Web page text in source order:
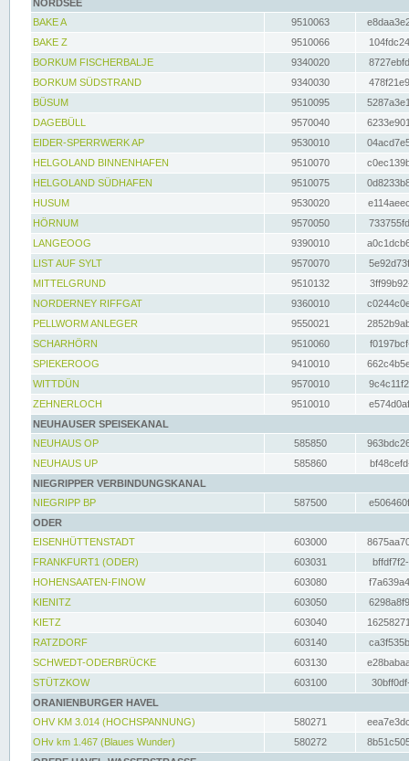
NORDSEE
BAKE A
9510063
BAKE Z
9510066
BORKUM FISCHERBALJE
9340020
BORKUM SÜDSTRAND
9340030
BÜSUM
9510095
DAGEBÜLL
9570040
EIDER-SPERRWERK AP
9530010
HELGOLAND BINNENHAFEN
9510070
HELGOLAND SÜDHAFEN
9510075
HUSUM
9530020
HÖRNUM
9570050
LANGEOOG
9390010
LIST AUF SYLT
9570070
MITTELGRUND
9510132
NORDERNEY RIFFGAT
9360010
PELLWORM ANLEGER
9550021
SCHARHÖRN
9510060
SPIEKEROOG
9410010
WITTDÜN
9570010
ZEHNERLOCH
9510010
NEUHAUSER SPEISEKANAL
NEUHAUS OP
585850
NEUHAUS UP
585860
NIEGRIPPER VERBINDUNGSKANAL
NIEGRIPP BP
587500
ODER
EISENHÜTTENSTADT
603000
FRANKFURT1 (ODER)
603031
HOHENSAATEN-FINOW
603080
KIENITZ
603050
KIETZ
603040
RATZDORF
603140
SCHWEDT-ODERBRÜCKE
603130
STÜTZKOW
603100
ORANIENBURGER HAVEL
OHV KM 3.014 (HOCHSPANNUNG)
580271
OHv km 1.467 (Blaues Wunder)
580272